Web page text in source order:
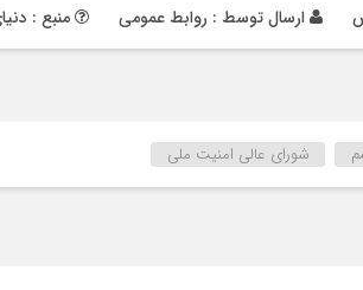
ارسال توسط : روابط عمومی منبع :
شورای عالی امنیت ملی